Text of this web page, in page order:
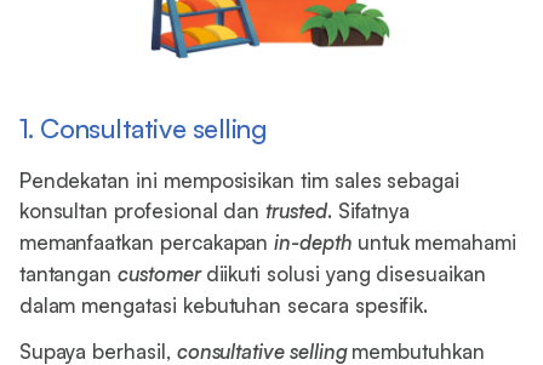
1. Consultative selling
Pendekatan ini memposisikan tim sales sebagai
konsultan profesional dantrusted. Sifatnya
memanfaatkan percakapanin-depth untuk memahami
tantangancustomerdiikuti solusi yang disesuaikan
dalam mengatasi kebutuhan secara spesifik.
Supaya berhasil, consultative sellingmembutuhkan